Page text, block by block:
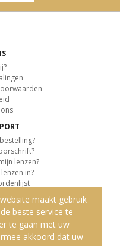
lenzen?
in?
levering
betaling
maakt gebruik
beste service te
te gaan met uw
akkoord dat uw